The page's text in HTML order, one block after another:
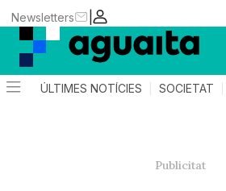
|
Newsletters
ÚLTIMES NOTÍCIES SOCIETAT